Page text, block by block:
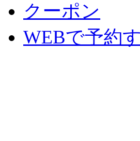
クーポン
WEBで予約